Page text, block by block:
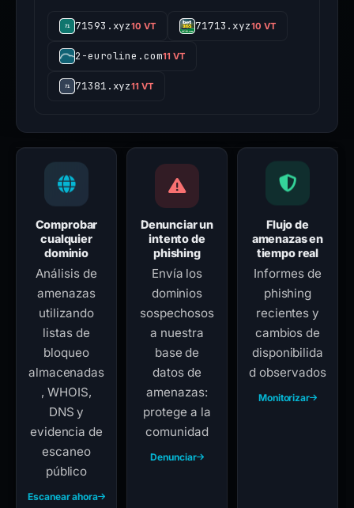
71593.xyz10 VT 71713.xyz10 VT
2-euroline.com11 VT
71381.xyz11 VT
Comprobar
cualquier
dominio
Análisis de
amenazas
utilizando
listas de
bloqueo
almacenadas
, WHOIS,
DNS y
evidencia de
escaneo
público
Escanear ahora
Denunciar un
intento de
phishing
Envía los
dominios
sospechosos
a nuestra
base de
datos de
amenazas:
protege a la
comunidad
Denunciar
Flujo de
amenazas en
tiempo real
Informes de
phishing
recientes y
cambios de
disponibilida
d observados
Monitorizar